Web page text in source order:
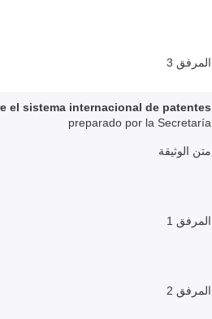
المرفق 3
el sistema internacional de patentes
preparado por la Secretaría
متن الوثيقة
المرفق 1
المرفق 2